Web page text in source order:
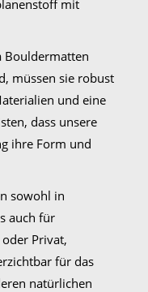
mit
Bouldermatten
müssen sie robust
und eine
dass unsere
ihre Form und
sowohl in
auch für
Privat,
für das
natürlichen